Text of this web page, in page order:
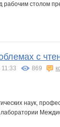
рабочим столом
с
869
наук,